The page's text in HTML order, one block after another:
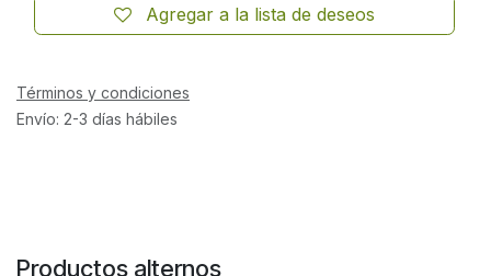
Agregar a la lista de deseos
Términos y condiciones
Envío: 2-3 días hábiles
Productos alternos